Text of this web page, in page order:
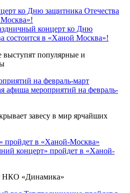
концерт ко Дню
состоится в «Ханой Москва»!
выступят популярные и
афиша мероприятий на февраль-
завесу в мир ярчайших
концерт» пройдет в «Ханой-
НКО «Динамика»